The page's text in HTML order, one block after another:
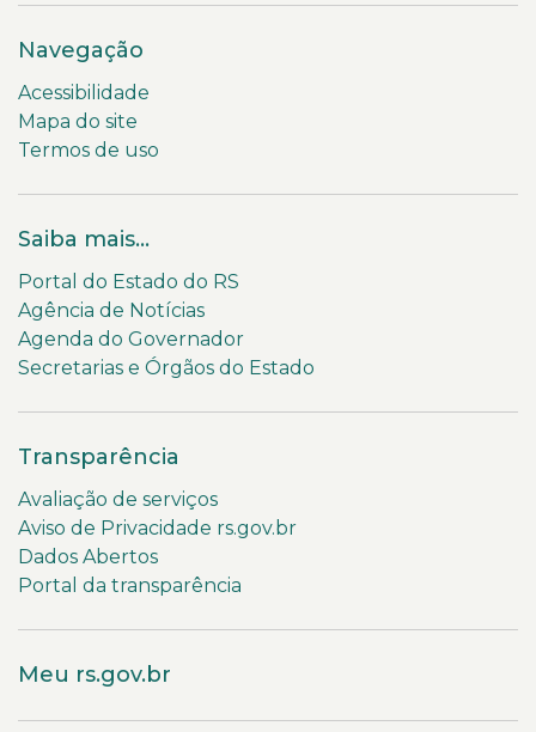
Navegação
Acessibilidade
Mapa do site
Termos de uso
Saiba mais...
Portal do Estado do RS
Agência de Notícias
Agenda do Governador
Secretarias e Órgãos do Estado
Transparência
Avaliação de serviços
Aviso de Privacidade rs.gov.br
Dados Abertos
Portal da transparência
Meu rs.gov.br